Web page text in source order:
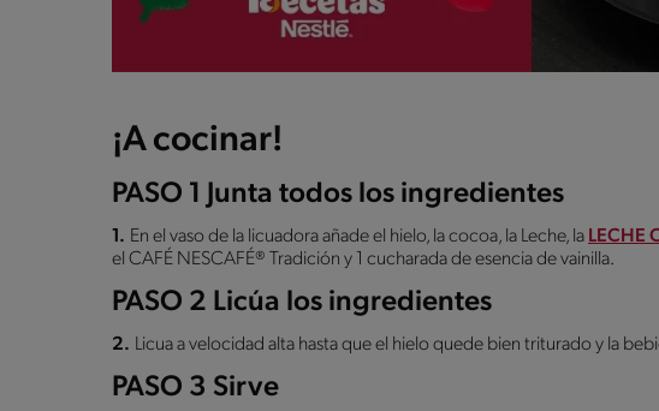
¡A cocinar!
PASO 1 Junta todos los ingredientes
1. En el vaso de la licuadora añade el hielo, la cocoa, la Leche, la LECHE
el CAFÉ NESCAFÉ® Tradición y 1 cucharada de esencia de vainilla.
PASO 2 Licúa los ingredientes
2. Licua a velocidad alta hasta que el hielo quede bien triturado y la
PASO 3 Sirve